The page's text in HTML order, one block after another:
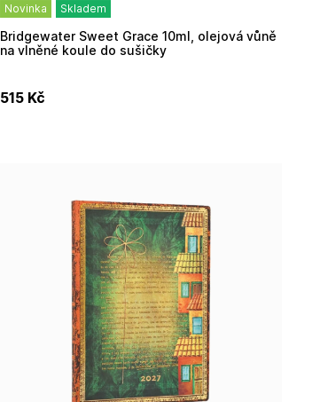
Novinka Skladem
Bridgewater Sweet Grace 10ml, olejová vůně
na vlněné koule do sušičky
515 Kč